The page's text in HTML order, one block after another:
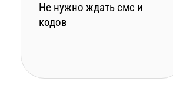
Не нужно ждать смс и
кодов